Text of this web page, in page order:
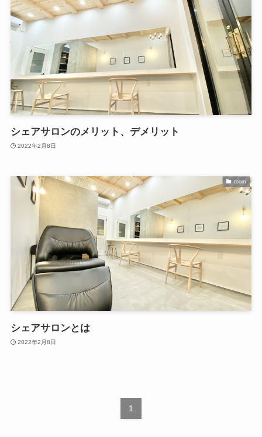
シェアサロンのメリット、デメリット
2022年2月8日
room
シェアサロンとは
2022年2月8日
1